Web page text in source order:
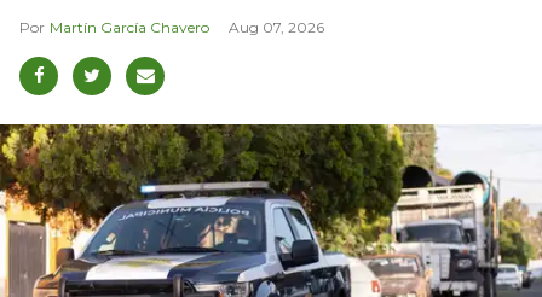
Martín García Chavero Aug 07, 2026